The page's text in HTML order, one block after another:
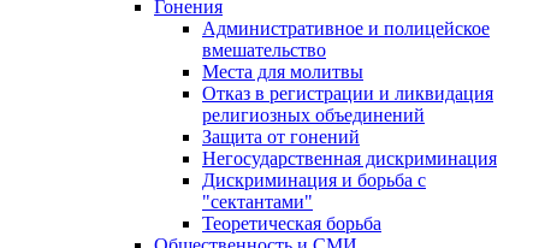
Гонения
Административное и полицейское
вмешательство
Места для молитвы
Отказ в регистрации и ликвидация
религиозных объединений
Защита от гонений
Негосударственная дискриминация
Дискриминация и борьба с
"сектантами"
Теоретическая борьба